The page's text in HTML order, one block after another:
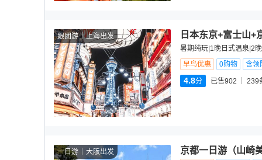
跟团游 上海出发 日本东京+富士山+
暑期纯玩|1晚日式温泉|2
早鸟优惠
0购物 含领
4.8分 已售902 239
一日游 大阪出发 京都一日游（山崎